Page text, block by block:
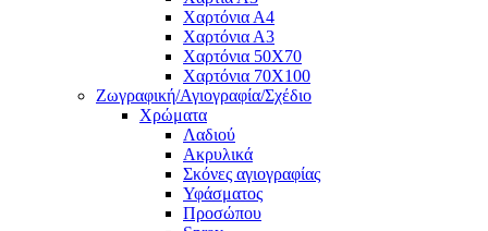
Χαρτόνια Α4
Χαρτόνια Α3
Χαρτόνια 50Χ70
Χαρτόνια 70Χ100
Ζωγραφική/Αγιογραφία/Σχέδιο
Χρώματα
Λαδιού
Ακρυλικά
Σκόνες αγιογραφίας
Υφάσματος
Προσώπου